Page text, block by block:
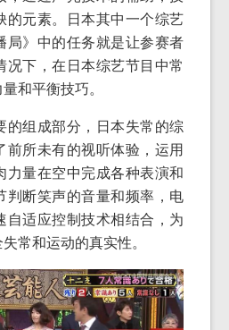
的元素。日本其中一个综艺
局》中的任务就是让参赛者
况下，在日本综艺节目中常
和平衡技巧。
的组成部分，日本失常的综
前所未有的视听体验，运用
力量在空中完成各种表演和
判断笑声的音量和频率，电
自适应控制技术相结合，为
常和运动的真实性。